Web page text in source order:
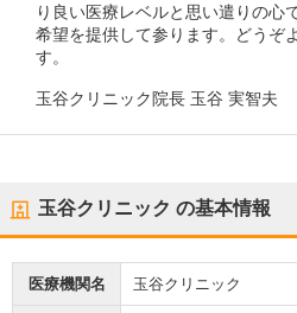
り良い医療レベルと思い遣りの心
希望を提供して参ります。どうぞ
す。
玉谷クリニック院長 玉谷 実智夫
玉谷クリニック の基本情報
医療機関名 玉谷クリニック